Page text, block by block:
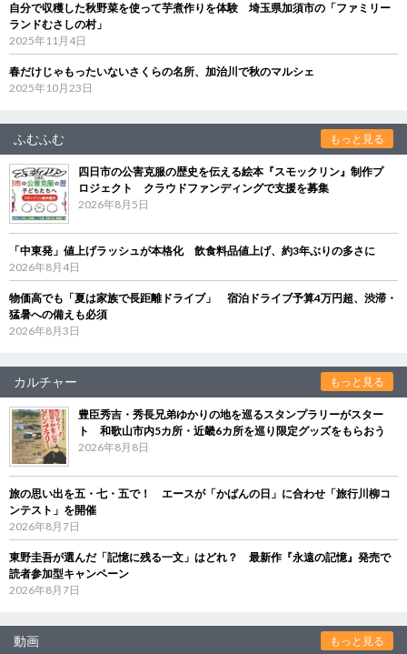
自分で収穫した秋野菜を使って芋煮作りを体験 埼玉県加須市の「ファミリー
ランドむさしの村」
2025年11月4日
春だけじゃもったいないさくらの名所、加治川で秋のマルシェ
2025年10月23日
ふむふむ もっと見る
四日市の公害克服の歴史を伝える絵本『スモックリン』制作プ
ロジェクト クラウドファンディングで支援を募集
2026年8月5日
「中東発」値上げラッシュが本格化 飲食料品値上げ、約3年ぶりの多さに
2026年8月4日
物価高でも「夏は家族で長距離ドライブ」 宿泊ドライブ予算4万円超、渋滞・
猛暑への備えも必須
2026年8月3日
カルチャー もっと見る
豊臣秀吉・秀長兄弟ゆかりの地を巡るスタンプラリーがスター
ト 和歌山市内5カ所・近畿6カ所を巡り限定グッズをもらおう
2026年8月8日
旅の思い出を五・七・五で！ エースが「かばんの日」に合わせ「旅行川柳コ
ンテスト」を開催
2026年8月7日
東野圭吾が選んだ「記憶に残る一文」はどれ？ 最新作『永遠の記憶』発売で
読者参加型キャンペーン
2026年8月7日
動画 もっと見る